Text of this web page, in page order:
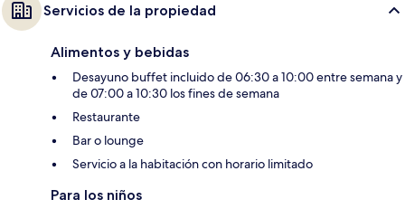
Servicios de la propiedad
Alimentos y bebidas
Desayuno buffet incluido de 06:30 a 10:00 entre semana y
de 07:00 a 10:30 los fines de semana
Restaurante
Bar o lounge
Servicio a la habitación con horario limitado
Para los niños